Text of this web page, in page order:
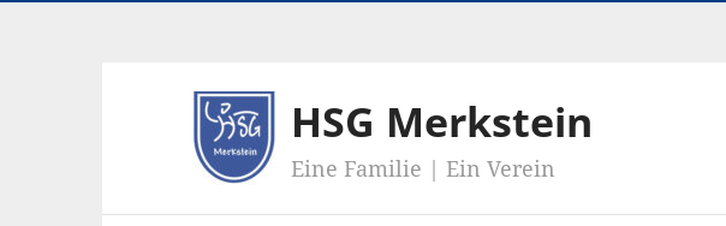
HSG Merkstein
Eine Familie | Ein Verein